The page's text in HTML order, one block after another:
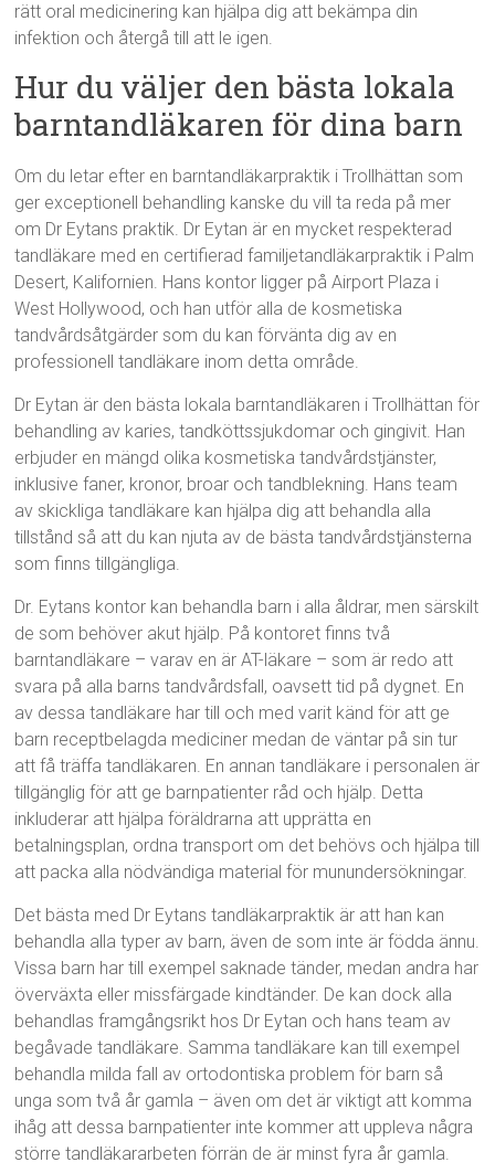
rätt oral medicinering kan hjälpa dig att bekämpa din
infektion och återgå till att le igen.
Hur du väljer den bästa lokala
barntandläkaren för dina barn
Om du letar efter en barntandläkarpraktik i Trollhättan som
ger exceptionell behandling kanske du vill ta reda på mer
om Dr Eytans praktik. Dr Eytan är en mycket respekterad
tandläkare med en certifierad familjetandläkarpraktik i Palm
Desert, Kalifornien. Hans kontor ligger på Airport Plaza i
West Hollywood, och han utför alla de kosmetiska
tandvårdsåtgärder som du kan förvänta dig av en
professionell tandläkare inom detta område.
Dr Eytan är den bästa lokala barntandläkaren i Trollhättan för
behandling av karies, tandköttssjukdomar och gingivit. Han
erbjuder en mängd olika kosmetiska tandvårdstjänster,
inklusive faner, kronor, broar och tandblekning. Hans team
av skickliga tandläkare kan hjälpa dig att behandla alla
tillstånd så att du kan njuta av de bästa tandvårdstjänsterna
som finns tillgängliga.
Dr. Eytans kontor kan behandla barn i alla åldrar, men särskilt
de som behöver akut hjälp. På kontoret finns två
barntandläkare – varav en är AT-läkare – som är redo att
svara på alla barns tandvårdsfall, oavsett tid på dygnet. En
av dessa tandläkare har till och med varit känd för att ge
barn receptbelagda mediciner medan de väntar på sin tur
att få träffa tandläkaren. En annan tandläkare i personalen är
tillgänglig för att ge barnpatienter råd och hjälp. Detta
inkluderar att hjälpa föräldrarna att upprätta en
betalningsplan, ordna transport om det behövs och hjälpa till
att packa alla nödvändiga material för munundersökningar.
Det bästa med Dr Eytans tandläkarpraktik är att han kan
behandla alla typer av barn, även de som inte är födda ännu.
Vissa barn har till exempel saknade tänder, medan andra har
överväxta eller missfärgade kindtänder. De kan dock alla
behandlas framgångsrikt hos Dr Eytan och hans team av
begåvade tandläkare. Samma tandläkare kan till exempel
behandla milda fall av ortodontiska problem för barn så
unga som två år gamla – även om det är viktigt att komma
ihåg att dessa barnpatienter inte kommer att uppleva några
större tandläkararbeten förrän de är minst fyra år gamla.